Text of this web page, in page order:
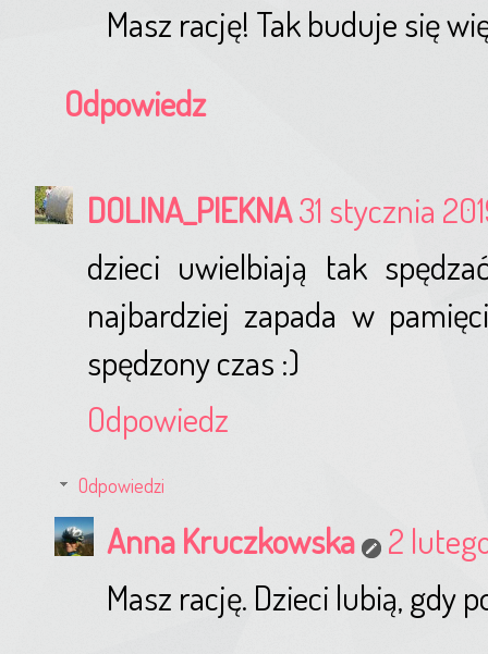
Masz rację! Tak buduje się
Odpowiedz
DOLINA_PIEKNA31 stycznia
dzieci uwielbiają tak
najbardziej zapada w
spędzony czas :)
Odpowiedz
Odpowiedzi
Anna Kruczkowska
2
Masz rację. Dzieci lubią, gdy